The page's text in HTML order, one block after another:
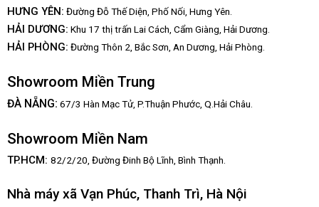
HƯNG YÊN: Đường Đỗ Thế Diện, Phố Nối, Hưng Yên.
HẢI DƯƠNG: Khu 17 thị trấn Lai Cách, Cẩm Giàng, Hải Dương.
HẢI PHÒNG: Đường Thôn 2, Bắc Sơn, An Dương, Hải Phòng.
Showroom Miền Trung
ĐÀ NẴNG: 67/3 Hàn Mạc Tử, P.Thuận Phước, Q.Hải Châu.
Showroom Miền Nam
TP.HCM: 82/2/20, Đường Đinh Bộ Lĩnh, Bình Thạnh.
Nhà máy xã Vạn Phúc, Thanh Trì, Hà Nội